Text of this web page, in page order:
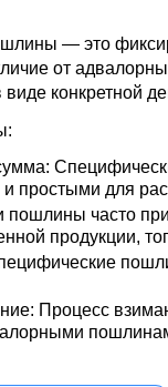
— это
от
виде конкретной
простыми для
пошлины часто
продукции,
Процесс